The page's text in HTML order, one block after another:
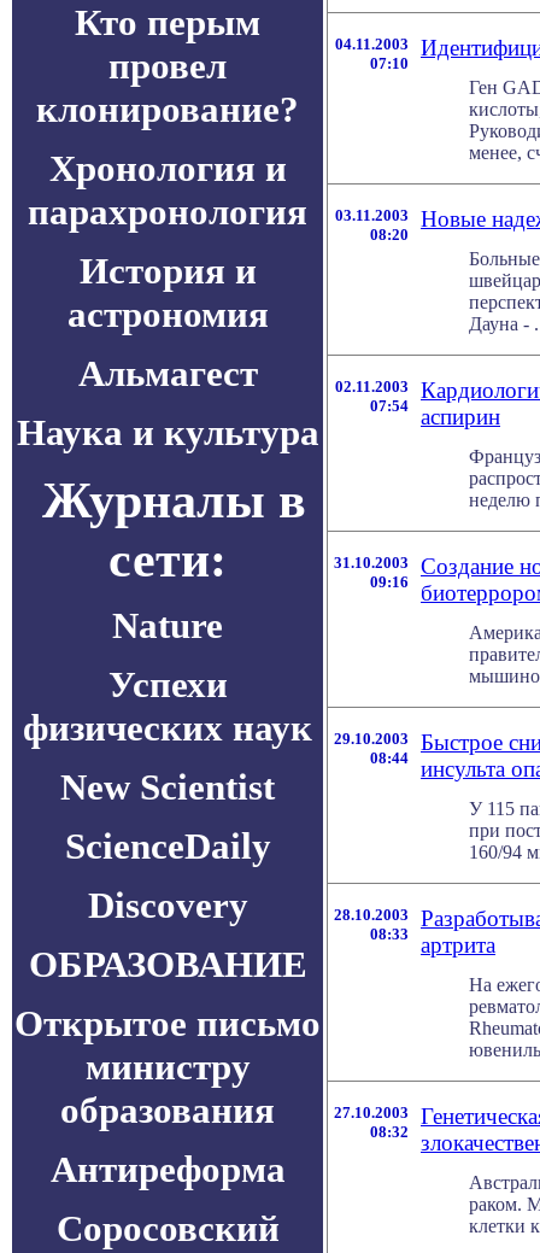
Кто перым
провел
клонирование?
Хронология и
парахронология
История и
астрономия
Альмагест
Наука и культура
Журналы в
сети:
Nature
Успехи
физических наук
New Scientist
ScienceDaily
Discovery
ОБРАЗОВАНИЕ
Открытое письмо
министру
образования
Антиреформа
Соросовский
04.11.2003
07:10
Ген
менее,
03.11.2003
08:20
Новые
Дауна -
02.11.2003
07:54
аспирин
неделю
31.10.2003
09:16
Создание
29.10.2003
08:44
Быстрое
инсульта
У 115
при
160/94
28.10.2003
08:33
артрита
На
27.10.2003
08:32
раком.
клетки